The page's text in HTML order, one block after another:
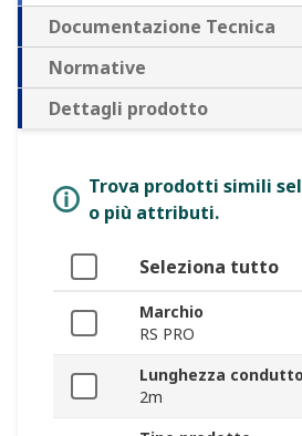
Documentazione Tecnica
Normative
Dettagli prodotto
Trova prodotti simili
o più attributi.
Seleziona tutto
Marchio
RS PRO
Lunghezza
2m